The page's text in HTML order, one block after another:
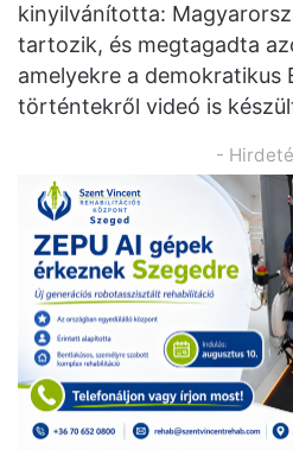
kinyilvánította:
tartozik, és megtagadta
amelyekre a demokratikus
történtekről videó is
-